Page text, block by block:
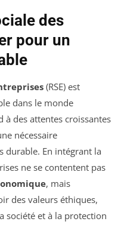
des
pour un
(RSE) est
dans le monde
des attentes croissantes
nécessaire
durable. En intégrant la
ne se contentent pas
, mais
des valeurs éthiques,
société et à la protection